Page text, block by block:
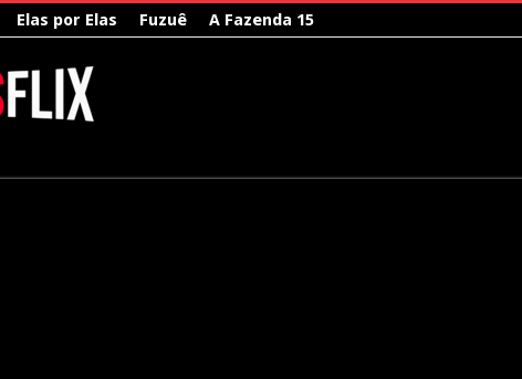
Elas por Elas Fuzuê A Fazenda 15